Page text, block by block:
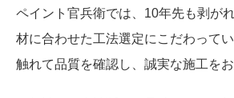
ペイント官兵衛では、10年先も剥が
材に合わせた工法選定にこだわって
触れて品質を確認し、誠実な施工をお